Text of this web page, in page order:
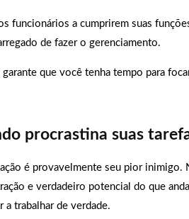
funcionários a cumprirem suas
de fazer o gerenciamento.
garante que você tenha tempo para
procrastina suas
é provavelmente seu pior inimigo.
e verdadeiro potencial do que
a trabalhar de verdade.